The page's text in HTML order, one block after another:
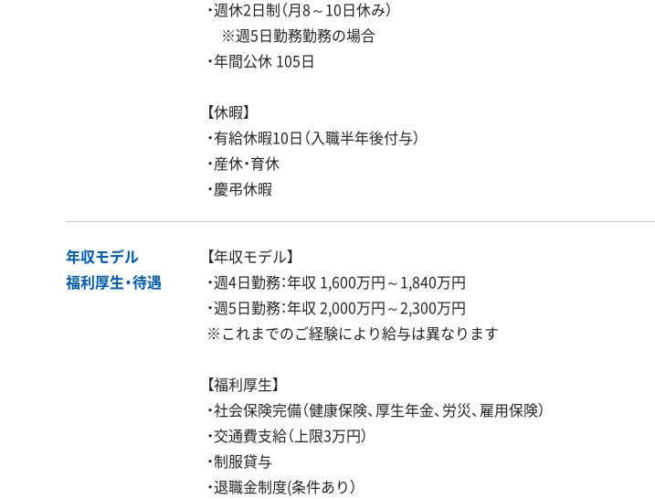
・週休2日制（月8～10日休み）
※週5日勤務勤務の場合
・年間公休 105日
【休暇】
・有給休暇10日（入職半年後付与）
・産休・育休
・慶弔休暇
年収モデル
福利厚生・待遇
【年収モデル】
・週4日勤務：年収 1,600万円～1,840万円
・週5日勤務：年収 2,000万円～2,300万円
※これまでのご経験により給与は異なります
【福利厚生】
・社会保険完備（健康保険、厚生年金、労災、雇用保険）
・交通費支給（上限3万円）
・制服貸与
・退職金制度(条件あり）